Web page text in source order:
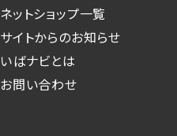
ネットショップ一覧
サイトからのお知らせ
いばナビとは
お問い合わせ